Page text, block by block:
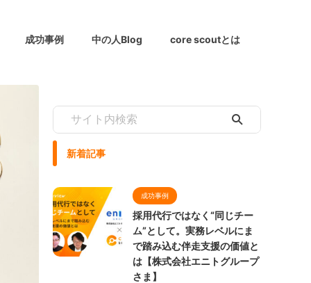
成功事例 中の人Blog core scoutとは
新着記事
成功事例
採用代行ではなく“同じチー
ム”として。実務レベルにま
で踏み込む伴走支援の価値と
は【株式会社エニトグループ
さま】